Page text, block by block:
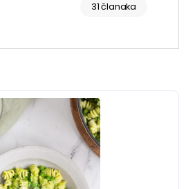
31 članaka